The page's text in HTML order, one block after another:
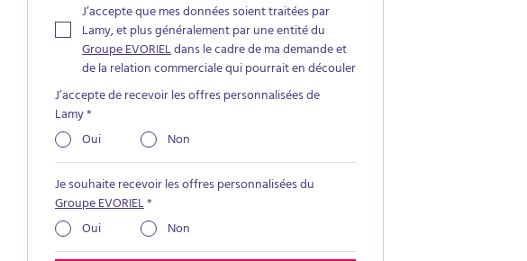
J’accepte que mes données soient traitées par
Lamy, et plus généralement par une entité du
Groupe EVORIELdans le cadre de ma demande et
de la relation commerciale qui pourrait en découler
J’accepte de recevoir les offres personnalisées de
Lamy*
Oui
Non
Je souhaite recevoir les offres personnalisées du
Groupe EVORIEL*
Oui
Non